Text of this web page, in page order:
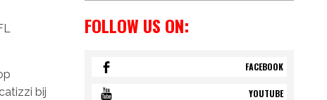
bij
FOLLOW US ON:
FACEBOOK
YOUTUBE